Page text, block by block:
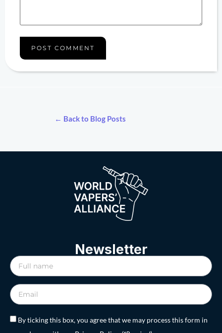
← Back to Blog Posts
Newsletter
By ticking this box, you agree that we may process this form in